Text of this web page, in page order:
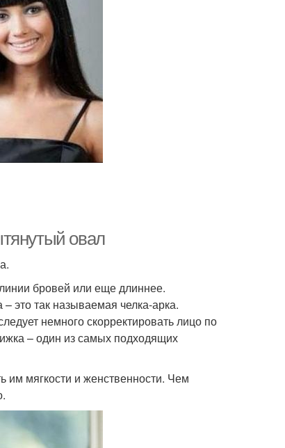
овал
бровей или еще длиннее.
это так называемая челка-арка.
немного скорректировать лицо по
– один из самых подходящих
им мягкости и женственности. Чем